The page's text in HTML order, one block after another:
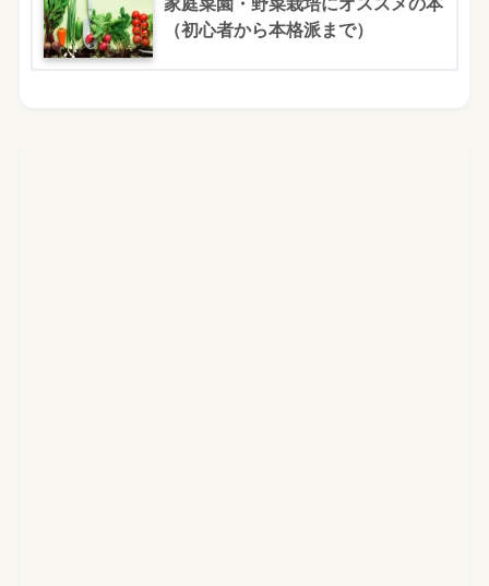
家庭菜園・野菜栽培にオススメの本
（初心者から本格派まで）